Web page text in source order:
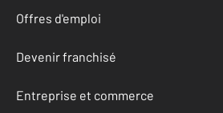
Offres d'emploi
Devenir franchisé
Entreprise et commerce